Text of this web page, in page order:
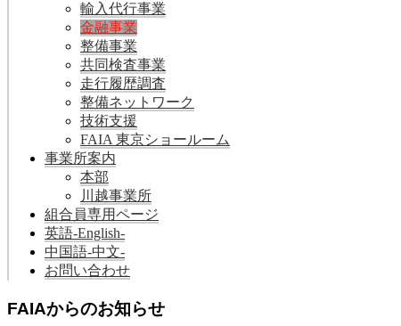
輸入代行事業
金融事業
整備事業
共同検査事業
走行履歴調査
整備ネットワーク
技術支援
FAIA 東京ショールーム
事業所案内
本部
川越事業所
組合員専用ページ
英語-English-
中国語-中文-
お問い合わせ
FAIAからのお知らせ